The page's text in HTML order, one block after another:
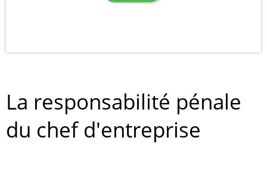
La responsabilité pénale
du chef d'entreprise